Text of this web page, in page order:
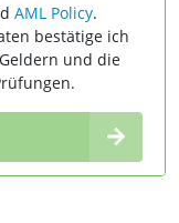
AML Policy.
bestätige ich
und die